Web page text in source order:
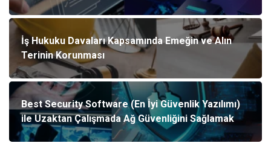
İş Hukuku Davaları Kapsamında Emeğin ve Alın
Terinin Korunması
Best Security Software (En İyi Güvenlik Yazılımı)
ile Uzaktan Çalışmada Ağ Güvenliğini Sağlamak